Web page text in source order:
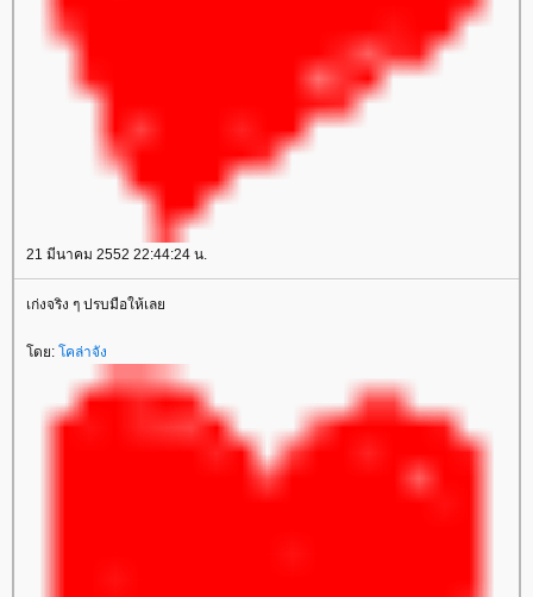
21 มีนาคม 2552 22:44:24 น.
เก่งจริง ๆ ปรบมือให้เล
ดย: คล่าจัง